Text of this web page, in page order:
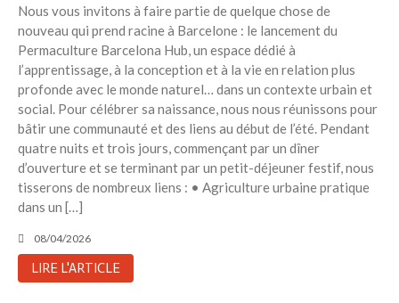
Recent Posts
6 éco-actions faciles à prendre
avec vos enfants
Réduire les déchets : votre
guide pour les citoyens et les
électeurs
Toits verts | Association
Nous vous invitons à faire partie de quelque chose de
nouveau qui prend racine à Barcelone : le lancement du
Permaculture Barcelona Hub, un espace dédié à
l’apprentissage, à la conception et à la vie en relation plus
profonde avec le monde naturel… dans un contexte urbain et
social. Pour célébrer sa naissance, nous nous réunissons pour
bâtir une communauté et des liens au début de l’été. Pendant
quatre nuits et trois jours, commençant par un dîner
d’ouverture et se terminant par un petit-déjeuner festif, nous
tisserons de nombreux liens : • Agriculture urbaine pratique
dans un […]
08/04/2026
LIRE L'ARTICLE